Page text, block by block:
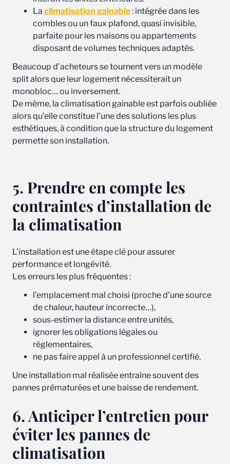
La climatisation gainable: intégrée dans les
combles ou un faux plafond, quasi invisible,
parfaite pour les maisons ou appartements
disposant de volumes techniques adaptés.
Beaucoup d’acheteurs se tournent vers un modèle
split alors que leur logement nécessiterait un
monobloc… ou inversement.
De même, la climatisation gainable est parfois oubliée
alors qu’elle constitue l’une des solutions les plus
esthétiques, à condition que la structure du logement
permette son installation.
5. Prendre en compte les
contraintes d’installation de
la climatisation
L’installation est une étape clé pour assurer
performance et longévité.
Les erreurs les plus fréquentes :
l’emplacement mal choisi (proche d’une source
de chaleur, hauteur incorrecte…),
sous-estimer la distance entre unités,
ignorer les obligations légales ou
réglementaires,
ne pas faire appel à un professionnel certifié.
Une installation mal réalisée entraîne souvent des
pannes prématurées et une baisse de rendement.
6. Anticiper l’entretien pour
éviter les pannes de
climatisation